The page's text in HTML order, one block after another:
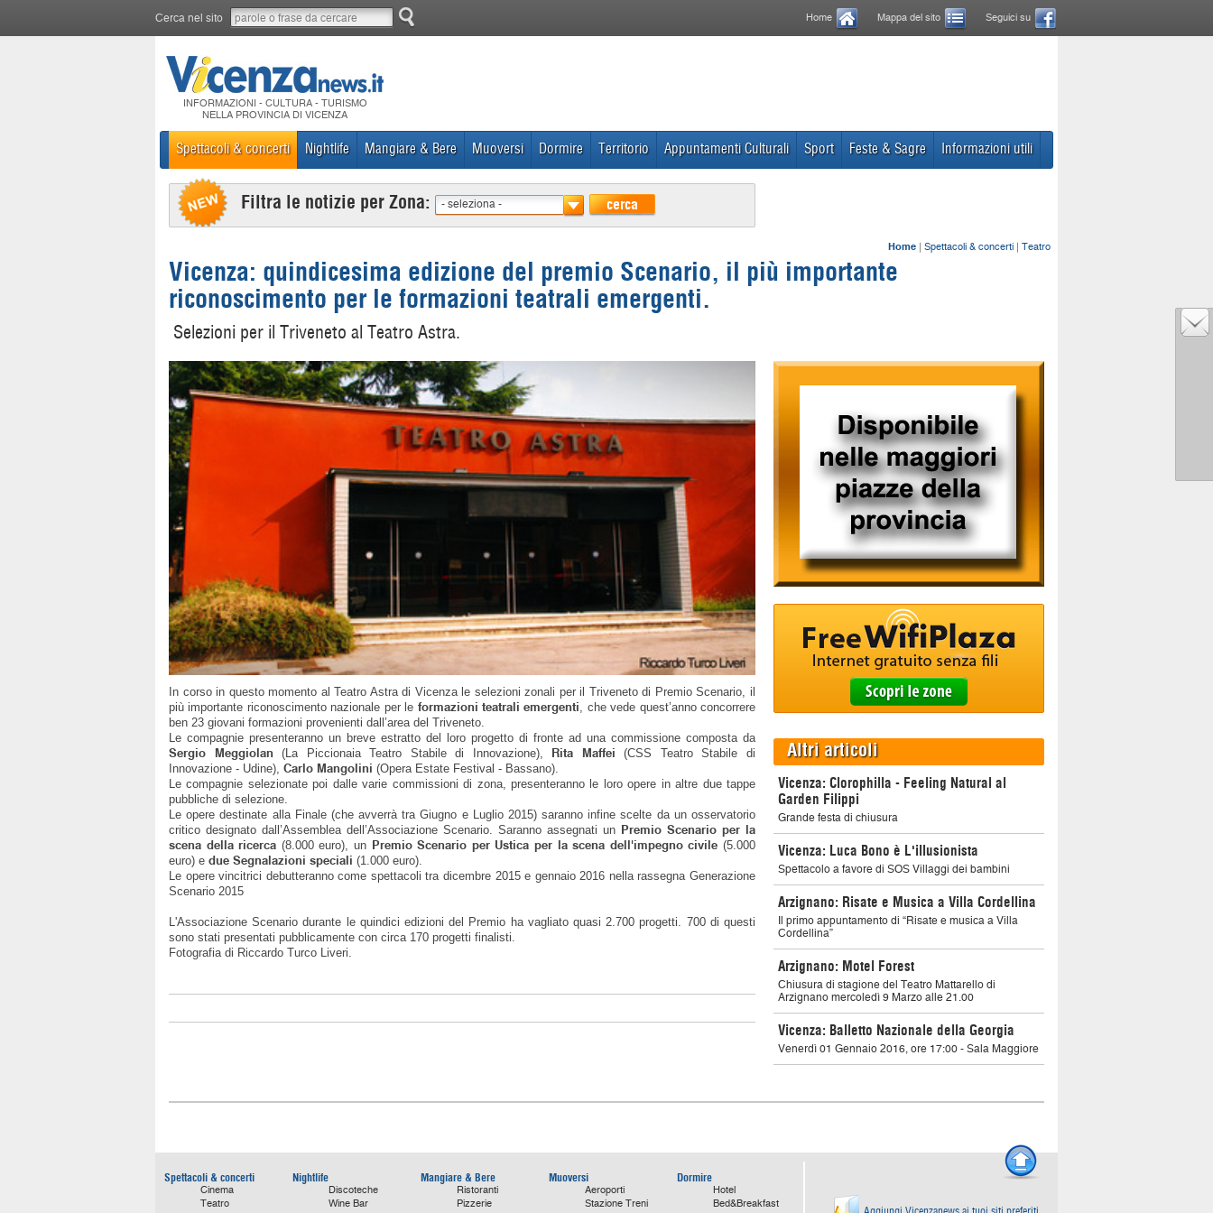
Cerca nel sito Home Mappa del sito Seguici su
INFORMAZIONI - CULTURA - TURISMO
NELLA PROVINCIA DI VICENZA
Spettacoli & concerti Nightlife Mangiare & Bere Muoversi Dormire Territorio Appuntamenti Culturali Sport Feste & Sagre Informazioni utili
Filtra le notizie per Zona: - seleziona - cerca
Home | Spettacoli & concerti | Teatro
Vicenza: quindicesima edizione del premio Scenario, il più importante
riconoscimento per le formazioni teatrali emergenti.
Selezioni per il Triveneto al Teatro Astra.
In corso in questo momento al Teatro Astra di Vicenza le selezioni zonali per il Triveneto di Premio Scenario, il
più importante riconoscimento nazionale per le formazioni teatrali emergenti, che vede quest’anno concorrere
ben 23 giovani formazioni provenienti dall’area del Triveneto.
Le compagnie presenteranno un breve estratto del loro progetto di fronte ad una commissione composta da
Sergio Meggiolan (La Piccionaia Teatro Stabile di Innovazione), Rita Maffei (CSS Teatro Stabile di
Innovazione - Udine), Carlo Mangolini (Opera Estate Festival - Bassano).
Le compagnie selezionate poi dalle varie commissioni di zona, presenteranno le loro opere in altre due tappe
pubbliche di selezione.
Le opere destinate alla Finale (che avverrà tra Giugno e Luglio 2015) saranno infine scelte da un osservatorio
critico designato dall’Assemblea dell’Associazione Scenario. Saranno assegnati un Premio Scenario per la
scena della ricerca (8.000 euro), un Premio Scenario per Ustica per la scena dell'impegno civile (5.000
euro) e due Segnalazioni speciali (1.000 euro).
Le opere vincitrici debutteranno come spettacoli tra dicembre 2015 e gennaio 2016 nella rassegna Generazione
Scenario 2015
L'Associazione Scenario durante le quindici edizioni del Premio ha vagliato quasi 2.700 progetti. 700 di questi
sono stati presentati pubblicamente con circa 170 progetti finalisti.
Fotografia di Riccardo Turco Liveri.
Altri articoli
Vicenza: Clorophilla - Feeling Natural al
Garden Filippi
Grande festa di chiusura
Vicenza: Luca Bono è L'illusionista
Spettacolo a favore di SOS Villaggi dei bambini
Arzignano: Risate e Musica a Villa Cordellina
Il primo appuntamento di “Risate e musica a Villa
Cordellina”
Arzignano: Motel Forest
Chiusura di stagione del Teatro Mattarello di
Arzignano mercoledì 9 Marzo alle 21.00
Vicenza: Balletto Nazionale della Georgia
Venerdì 01 Gennaio 2016, ore 17:00 - Sala Maggiore
Spettacoli & concerti
Cinema
Teatro
Nightlife
Discoteche
Wine Bar
Mangiare & Bere
Ristoranti
Pizzerie
Muoversi
Aeroporti
Stazione Treni
Dormire
Hotel
Bed&Breakfast